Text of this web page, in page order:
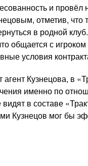
и провёл
отметив, что
в родной
общается с
условия
агент Кузнецова, в
именно по
в составе
Кузнецов мог бы